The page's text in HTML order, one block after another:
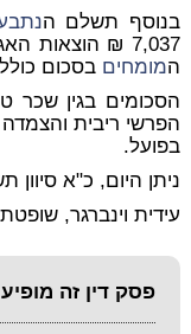
בנוסף תשלם ה
המומחים בסכום כולל של
הסכומים בגין שכר
הפרשי ריבית
בפועל.
ניתן היום, כ"א סיוון תשע"ח, 04 יוני 2018,
עידית וינברגר, שופטת
פסק דין זה